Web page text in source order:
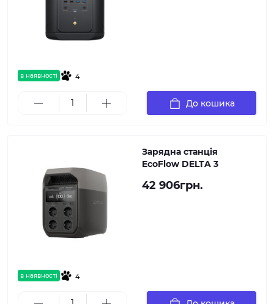
в наявності 4
До кошика
в наявності 4
Зарядна станція
EcoFlow DELTA 3
42 906грн.